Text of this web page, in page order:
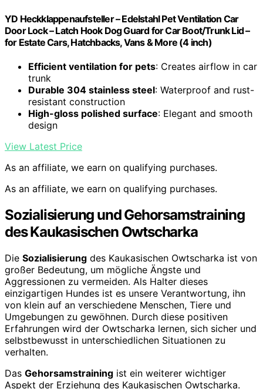
YD Heckklappenaufsteller – Edelstahl Pet Ventilation Car
Door Lock – Latch Hook Dog Guard for Car Boot/Trunk Lid –
for Estate Cars, Hatchbacks, Vans & More (4 inch)
Efficient ventilation for pets: Creates airflow in car
trunk
Durable 304 stainless steel: Waterproof and rust-
resistant construction
High-gloss polished surface: Elegant and smooth
design
View Latest Price
As an affiliate, we earn on qualifying purchases.
As an affiliate, we earn on qualifying purchases.
Sozialisierung und Gehorsamstraining
des Kaukasischen Owtscharka
Die Sozialisierung des Kaukasischen Owtscharka ist von
großer Bedeutung, um mögliche Ängste und
Aggressionen zu vermeiden. Als Halter dieses
einzigartigen Hundes ist es unsere Verantwortung, ihn
von klein auf an verschiedene Menschen, Tiere und
Umgebungen zu gewöhnen. Durch diese positiven
Erfahrungen wird der Owtscharka lernen, sich sicher und
selbstbewusst in unterschiedlichen Situationen zu
verhalten.
Das Gehorsamstraining ist ein weiterer wichtiger
Aspekt der Erziehung des Kaukasischen Owtscharka.